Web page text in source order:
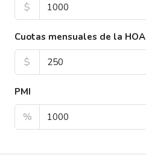
$
Cuotas mensuales de la HOA
$
PMI
%